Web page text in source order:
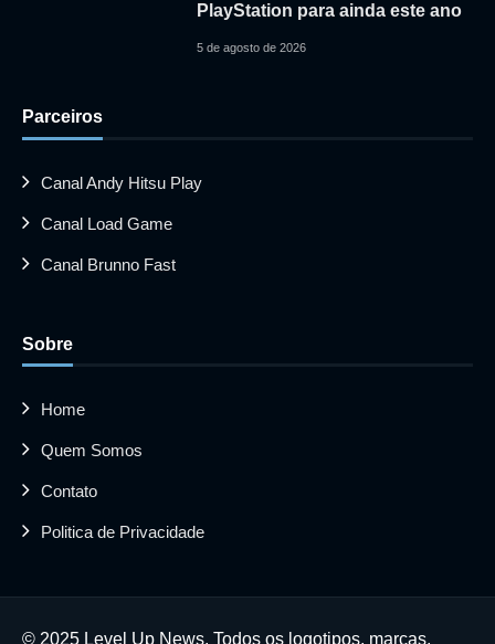
PlayStation para ainda este ano
5 de agosto de 2026
Parceiros
Canal Andy Hitsu Play
Canal Load Game
Canal Brunno Fast
Sobre
Home
Quem Somos
Contato
Politica de Privacidade
© 2025 Level Up News. Todos os logotipos, marcas,